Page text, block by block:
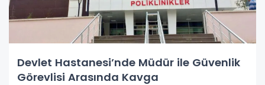
Devlet Hastanesi’nde Müdür ile Güvenlik
Görevlisi Arasında Kavga